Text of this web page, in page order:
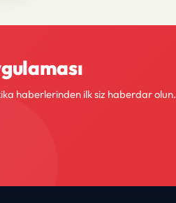
haberlerinden ilk siz haberdar olun.